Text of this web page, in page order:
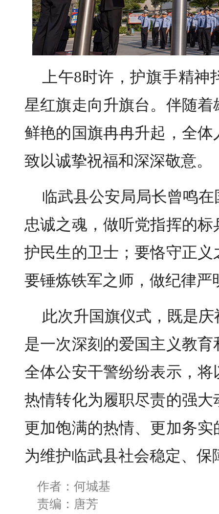
上午8时许，护旗手精
星红旗走向升旗台。伴随
鲜艳的国旗冉冉升起，全
致以诚挚祝福和深深敬意。
临武县公安局局长曾鸣
忠诚之魂，做听党指挥的
护民生的卫士；要恪守正
要锤炼铁军之师，做纪律严
此次升国旗仪式，既是
是一次深刻的爱国主义教
全体公安干警纷纷表示，
热情转化为履职尽责的强
更加饱满的热情、更加务
为维护临武县社会稳定、
作者：何城基
责编：唐芳